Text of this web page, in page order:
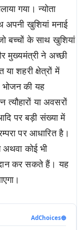
गया। न्योता
खुशियां मनाई
बच्चों के साथ खुशियां
मुख्यमंत्री ने अच्छी
शहरी क्षेत्रों में
भोजन की यह
त्यौहारों या अवसरों
पर बड़ी संख्या में
पर आधारित है।
कोई भी
कर सकते हैं। यह
AdChoices🔵